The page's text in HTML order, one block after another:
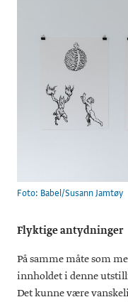
Foto: Babel/Susann Jamtøy
Flyktige antydninger
På samme måte som
innholdet i denne
Det kunne være